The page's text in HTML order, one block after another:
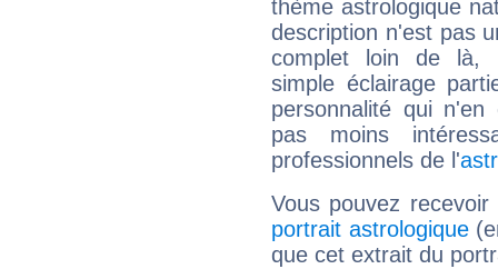
thème astrologique
description n'est pas
complet loin de là,
simple éclairage
personnalité qui n'en
pas moins
professionnels de l'
Vous pouvez
portrait astrologique
que cet extrait du